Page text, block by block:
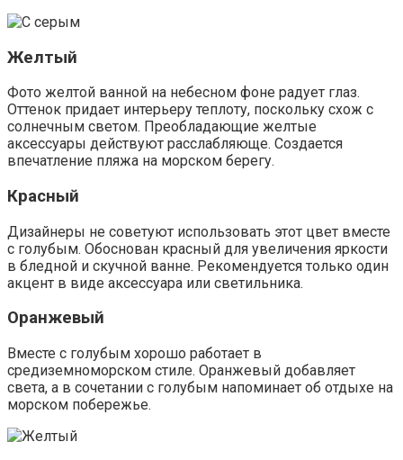
Желтый
Фото желтой ванной на небесном фоне радует глаз.
Оттенок придает интерьеру теплоту, поскольку схож с
солнечным светом. Преобладающие желтые
аксессуары действуют расслабляюще. Создается
впечатление пляжа на морском берегу.
Красный
Дизайнеры не советуют использовать этот цвет вместе
с голубым. Обоснован красный для увеличения яркости
в бледной и скучной ванне. Рекомендуется только один
акцент в виде аксессуара или светильника.
Оранжевый
Вместе с голубым хорошо работает в
средиземноморском стиле. Оранжевый добавляет
света, а в сочетании с голубым напоминает об отдыхе на
морском побережье.